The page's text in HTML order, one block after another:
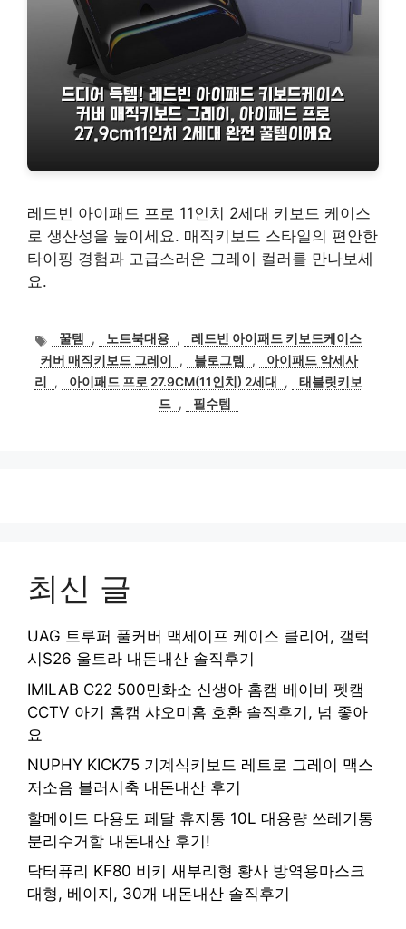
레드빈 아이패드 프로 11인치 2세대 키보드 케이스
로 생산성을 높이세요. 매직키보드 스타일의 편안한
타이핑 경험과 고급스러운 그레이 컬러를 만나보세
요.
태
그
꿀템 , 노트북대용 ,
레드빈 아이패드 키보드케이스
커버 매직키보드 그레이
, 블로그템 ,
아이패드 악세사
리
, 아이패드 프로 27.9CM(11인치) 2세대 ,
태블릿키보
드 , 필수템
최신 글
UAG 트루퍼 풀커버 맥세이프 케이스 클리어, 갤럭
시S26 울트라 내돈내산 솔직후기
IMILAB C22 500만화소 신생아 홈캠 베이비 펫캠
CCTV 아기 홈캠 샤오미홈 호환 솔직후기, 넘 좋아
요
NUPHY KICK75 기계식키보드 레트로 그레이 맥스
저소음 블러시축 내돈내산 후기
할메이드 다용도 페달 휴지통 10L 대용량 쓰레기통
분리수거함 내돈내산 후기!
닥터퓨리 KF80 비키 새부리형 황사 방역용마스크
대형, 베이지, 30개 내돈내산 솔직후기